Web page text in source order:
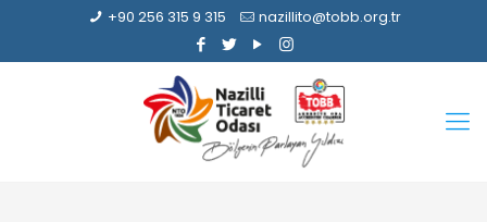
+90 256 315 9 315 nazillito@tobb.org.tr